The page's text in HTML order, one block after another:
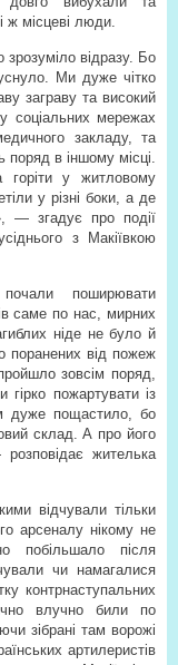
ж місцеві люди.
відразу. Бо
Ми дуже чітко
заграву та високий
соціальних мережах
закладу, та
в іншому місці.
у житловому
у різні боки, а де
— згадує про події
з Макіївкою
почали поширювати
саме по нас, мирних
ніде не було й
поранених від пожеж
зовсім поряд,
пожартувати із
дуже пощастило, бо
склад. А про його
жителька
відчували тільки
арсеналу нікому не
побільшало після
чи намагалися
контрнаступальних
влучно били по
зібрані там ворожі
артилеристів